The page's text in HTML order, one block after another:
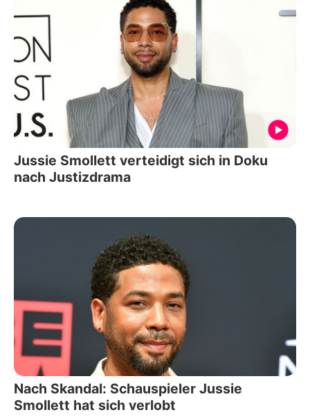
Jussie Smollett verteidigt sich in Doku
nach Justizdrama
Nach Skandal: Schauspieler Jussie
Smollett hat sich verlobt